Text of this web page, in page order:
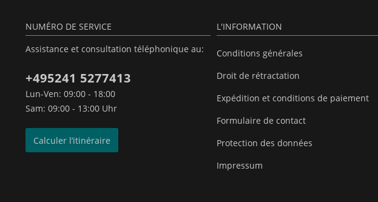
NUMÉRO DE SERVICE
Assistance et consultation téléphonique au:
+495241 5277413
Lun-Ven: 09:00 - 18:00
Sam: 09:00 - 13:00 Uhr
Calculer l’itinéraire
L'INFORMATION
Conditions générales
Droit de rétractation
Expédition et conditions de paiement
Formulaire de contact
Protection des données
Impressum